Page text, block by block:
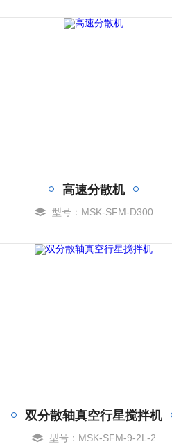
高速分散机
型号：MSK-SFM-D300
双分散轴真空行星搅拌机
型号：MSK-SFM-9-2L-2